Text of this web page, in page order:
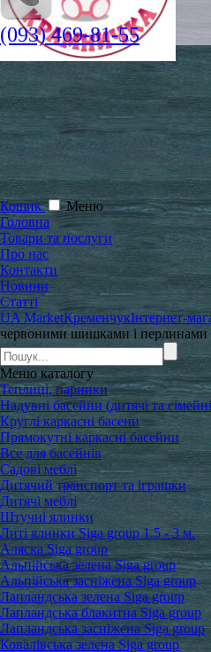
(093) 469-81-55
Кошик
Меню
Головна
Товари та послуги
Про нас
Контакти
Новини
Статті
UA MarketКременчукІнтернет-
червоними шишками і
Меню каталогу
Теплиці, парники
Надувні басейни (дитячі та
Круглі каркасні басени
Прямокутні каркасні басейни
Все для басейнів
Садові меблі
Дитячий транспорт та іграшки
Дитячі меблі
Штучні ялинки
Литі ялинки Siga group 1.5 - 3 м.
Аляска Siga group
Альпійська зелена Siga group
Альпійська засніжена Siga group
Лапландська зелена Siga group
Лапландська блакитна Siga group
Лапландська засніжена Siga group
Ковалівська зелена Siga group